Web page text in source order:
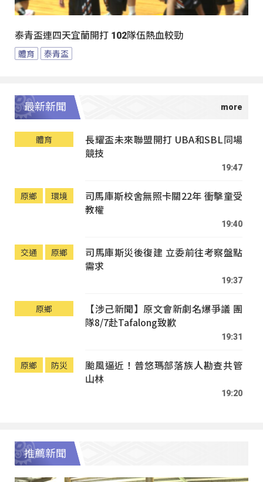
泰青盃連四天宜蘭開打 102隊伍熱血較勁
體育 泰青盃
最新新聞
體育
長耀盃未來聯盟開打 UBA和SBL同場
競技
19:47
原鄉 環境
司馬庫斯校舍無照卡關22年 衝擊童受
教權
19:40
交通 原鄉
司馬庫斯災後復建 立委前往考察盤點
需求
19:37
原鄉
【涉己新聞】原文會新劇名爆爭議 團
隊8/7赴Tafalong致歉
19:31
原鄉 防災
颱風逼近！普悠瑪部落族人勘查共管
山林
19:20
推薦新聞